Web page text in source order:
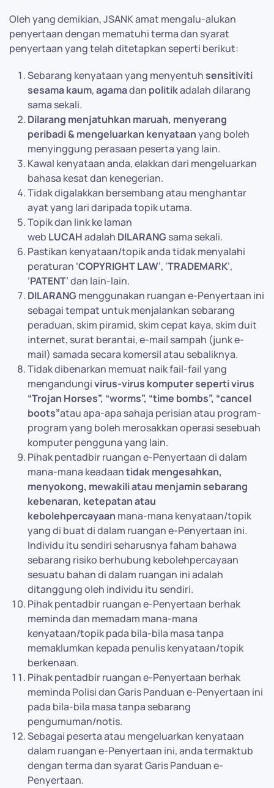
Oleh yang demikian, JSANK amat mengalu-alukan
penyertaan dengan mematuhi terma dan syarat
penyertaan yang telah ditetapkan seperti berikut:
Sebarang kenyataan yang menyentuhsensitiviti
sesama kaum,agamadan politikadalah dilarang
sama sekali.
Dilarang menjatuhkan maruah, menyerang
peribadi & mengeluarkan kenyataanyang boleh
menyinggung perasaan peserta yang lain.
Kawal kenyataan anda, elakkan dari mengeluarkan
bahasa kesat dan kenegerian.
Tidak digalakkan bersembang atau menghantar
ayat yang lari daripada topik utama.
Topik dan link ke laman
web LUCAHadalah DILARANGsama sekali.
Pastikan kenyataan/topik anda tidak menyalahi
peraturan ‘COPYRIGHT LAW’, ‘TRADEMARK’,
‘PATENT’ dan lain-lain.
DILARANGmenggunakan ruangan e-Penyertaan ini
sebagai tempat untuk menjalankan sebarang
peraduan, skim piramid, skim cepat kaya, skim duit
internet, surat berantai, e-mail sampah (junk e-
mail) samada secara komersil atau sebaliknya.
Tidak dibenarkan memuat naik fail-fail yang
mengandungivirus-virus komputer seperti virus
“Trojan Horses”, “worms”, “time bombs”, “cancel
boots”atau apa-apa sahaja perisian atau program-
program yang boleh merosakkan operasi sesebuah
komputer pengguna yang lain.
Pihak pentadbir ruangan e-Penyertaan di dalam
mana-mana keadaantidak mengesahkan,
menyokong, mewakili atau menjamin sebarang
kebenaran, ketepatan atau
kebolehpercayaan mana-mana kenyataan/topik
yang di buat di dalam ruangan e-Penyertaan ini.
Individu itu sendiri seharusnya faham bahawa
sebarang risiko berhubung kebolehpercayaan
sesuatu bahan di dalam ruangan ini adalah
ditanggung oleh individu itu sendiri.
Pihak pentadbir ruangan e-Penyertaan berhak
meminda dan memadam mana-mana
kenyataan/topik pada bila-bila masa tanpa
memaklumkan kepada penulis kenyataan/topik
berkenaan.
Pihak pentadbir ruangan e-Penyertaan berhak
meminda Polisi dan Garis Panduan e-Penyertaan ini
pada bila-bila masa tanpa sebarang
pengumuman/notis.
Sebagai peserta atau mengeluarkan kenyataan
dalam ruangan e-Penyertaan ini, anda termaktub
dengan terma dan syarat Garis Panduan e-
Penyertaan.